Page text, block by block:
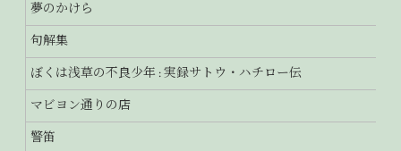
夢のかけら
句解集
ぼくは浅草の不良少年 : 実録サトウ・ハチロー伝
マビヨン通りの店
警笛